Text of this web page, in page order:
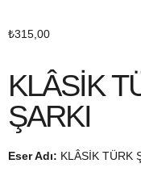
₺315,00
KLÂSİK
ŞARKI
Eser Adı: KLÂSİK TÜRK